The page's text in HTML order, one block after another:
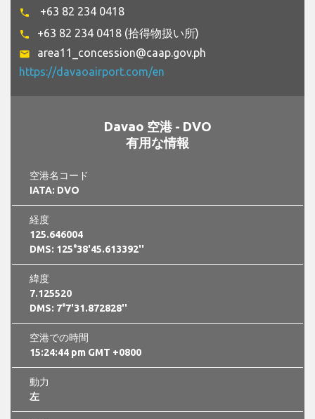
phone +63 82 234 0418
phone +63 82 234 0418 (拾得物扱い所)
email
area11_concession@caap.gov.ph
https://davaoairport.com/en
Davao 空港 - DVO
有用な情報
空港名コード
IATA: DVO
経度
125.646004
DMS: 125°38'45.613392''
緯度
7.125520
DMS: 7°7'31.872828''
空港での時間
15:24:45 pm GMT +0800
動力
左